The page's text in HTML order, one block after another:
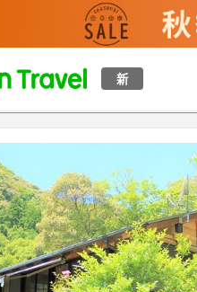
新
案 評價設施